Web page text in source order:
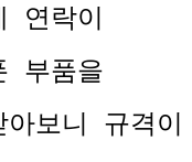
연락이
부품을
보니 규격이